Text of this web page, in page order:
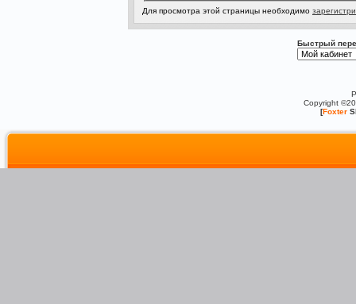
Для просмотра этой страницы необходимо
Быстрый
Copyright
[Foxter